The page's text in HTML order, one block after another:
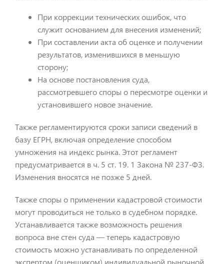
При коррекции технических ошибок, что
служит основанием для внесения изменений;
При составлении акта об оценке и получении
результатов, изменившихся в меньшую
сторону;
На основе постановления суда,
рассмотревшего споры о пересмотре оценки и
установившего новое значение.
Также регламентируются сроки записи сведений в
базу ЕГРН, включая определение способом
умножения на индекс рынка. Этот регламент
предусматривается в ч. 5 ст. 19. 1 Закона № 237-ФЗ.
Изменения вносятся не позже 5 дней.
Также споры о применении кадастровой стоимости
могут проводиться не только в судебном порядке.
Устанавливается также возможность решения
вопроса вне стен суда — теперь кадастровую
стоимость можно устанавливать по определенной
экспертом (оценщиком) индивидуальной рыночной